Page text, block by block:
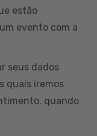
estão
evento com a
seus dados
quais iremos
quando